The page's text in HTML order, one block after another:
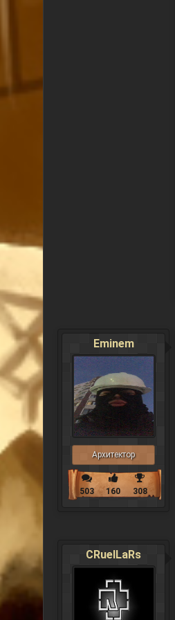
Eminem
Архитектор
503 160 308
CRuelLaRs